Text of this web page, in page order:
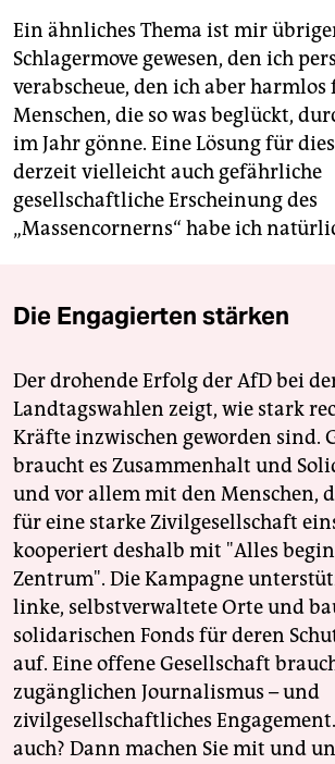
Ein ähnliches Thema ist mir
Schlagermove gewesen, den ich
verabscheue, den ich aber
Menschen, die so was beglückt,
im Jahr gönne. Eine Lösung für
derzeit vielleicht auch gefährliche
gesellschaftliche Erscheinung des
„Massencornerns“ habe ich
Die Engagierten stärken
Der drohende Erfolg der AfD bei
Landtagswahlen zeigt, wie stark
Kräfte inzwischen geworden sind.
braucht es Zusammenhalt und
und vor allem mit den Menschen,
für eine starke Zivilgesellschaft
kooperiert deshalb mit "Alles
Zentrum". Die Kampagne
linke, selbstverwaltete Orte und
solidarischen Fonds für deren
auf. Eine offene Gesellschaft
zugänglichen Journalismus – und
zivilgesellschaftliches
auch? Dann machen Sie mit und